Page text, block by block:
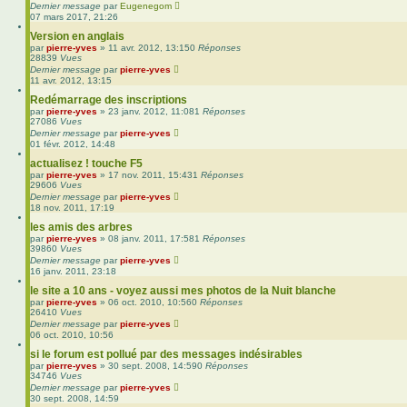
Dernier message parEugenegom
07 mars 2017, 21:26
Version en anglais
parpierre-yves » 11 avr. 2012, 13:150 Réponses
28839 Vues
Dernier message parpierre-yves
11 avr. 2012, 13:15
Redémarrage des inscriptions
parpierre-yves » 23 janv. 2012, 11:081 Réponses
27086 Vues
Dernier message parpierre-yves
01 févr. 2012, 14:48
actualisez ! touche F5
parpierre-yves » 17 nov. 2011, 15:431 Réponses
29606 Vues
Dernier message parpierre-yves
18 nov. 2011, 17:19
les amis des arbres
parpierre-yves » 08 janv. 2011, 17:581 Réponses
39860 Vues
Dernier message parpierre-yves
16 janv. 2011, 23:18
le site a 10 ans - voyez aussi mes photos de la Nuit blanche
parpierre-yves » 06 oct. 2010, 10:560 Réponses
26410 Vues
Dernier message parpierre-yves
06 oct. 2010, 10:56
si le forum est pollué par des messages indésirables
parpierre-yves » 30 sept. 2008, 14:590 Réponses
34746 Vues
Dernier message parpierre-yves
30 sept. 2008, 14:59